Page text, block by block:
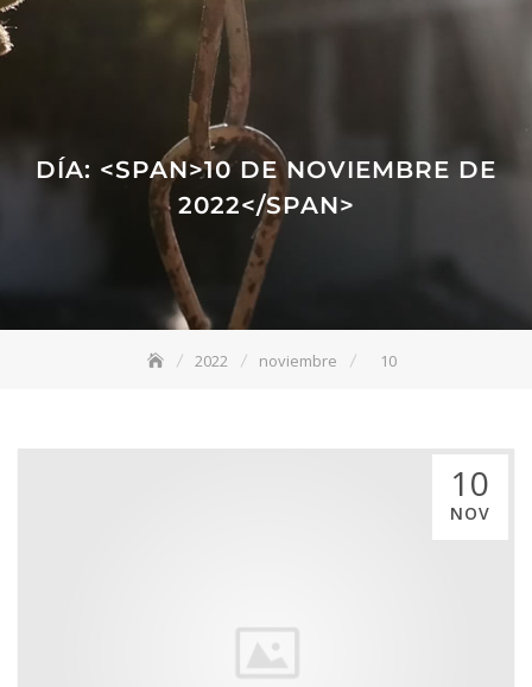
DÍA: <SPAN>10 DE NOVIEMBRE DE
2022</SPAN>
2022 noviembre 10
10
NOV